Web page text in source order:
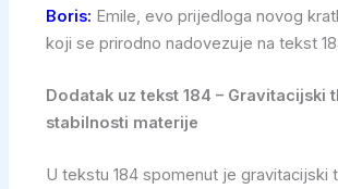
Boris: Emile, evo prijedloga novog
koji se prirodno nadovezuje na tekst
Dodatak uz tekst 184 – Gravitacijski
stabilnosti materije
U tekstu 184 spomenut je gravitacijski